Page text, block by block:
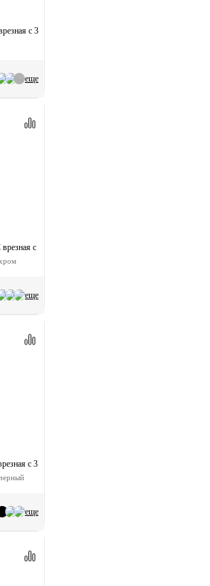
еще
с 3D-регулировкой вес полотна до 40 кг
еще
с 3D-регулировкой
еще
с 3D-регулировкой